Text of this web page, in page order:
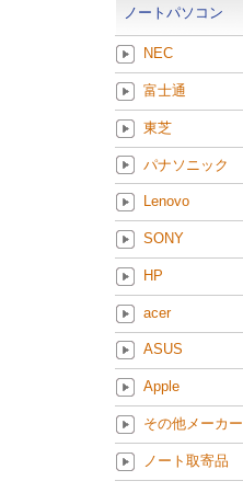
ノートパソコン
NEC
富士通
東芝
パナソニック
Lenovo
SONY
HP
acer
ASUS
Apple
その他メーカー
ノート取寄品